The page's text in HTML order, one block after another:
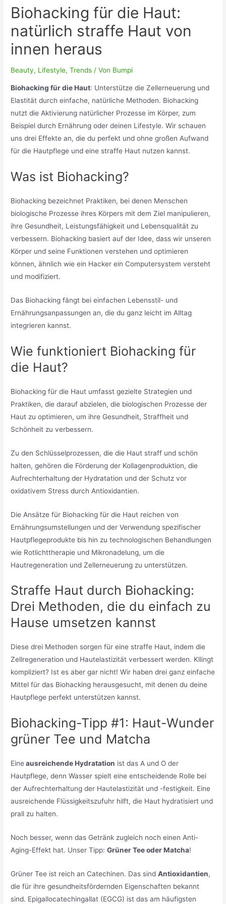
Biohacking für die Haut:
natürlich straffe Haut von
innen heraus
Beauty, Lifestyle,Trends / Von Bumpi
Biohacking für die Haut: Unterstütze die Zellerneuerung und
Elastität durch einfache, natürliche Methoden. Biohacking
nutzt die Aktivierung natürlicher Prozesse im Körper, zum
Beispiel durch Ernährung oder deinen Lifestyle. Wir schauen
uns drei Effekte an, die du perfekt und ohne großen Aufwand
für die Hautpflege und eine straffe Haut nutzen kannst.
Was ist Biohacking?
Biohacking bezeichnet Praktiken, bei denen Menschen
biologische Prozesse ihres Körpers mit dem Ziel manipulieren,
ihre Gesundheit, Leistungsfähigkeit und Lebensqualität zu
verbessern. Biohacking basiert auf der Idee, dass wir unseren
Körper und seine Funktionen verstehen und optimieren
können, ähnlich wie ein Hacker ein Computersystem versteht
und modifiziert.
Das Biohacking fängt bei einfachen Lebensstil- und
Ernährungsanpassungen an, die du ganz leicht im Alltag
integrieren kannst.
Wie funktioniert Biohacking für
die Haut?
Biohacking für die Haut umfasst gezielte Strategien und
Praktiken, die darauf abzielen, die biologischen Prozesse der
Haut zu optimieren, um ihre Gesundheit, Straffheit und
Schönheit zu verbessern.
Zu den Schlüsselprozessen, die die Haut straff und schön
halten, gehören die Förderung der Kollagenproduktion, die
Aufrechterhaltung der Hydratation und der Schutz vor
oxidativem Stress durch Antioxidantien.
Die Ansätze für Biohacking für die Haut reichen von
Ernährungsumstellungen und der Verwendung spezifischer
Hautpflegeprodukte bis hin zu technologischen Behandlungen
wie Rotlichttherapie und Mikronadelung, um die
Hautregeneration und Zellerneuerung zu unterstützen.
Straffe Haut durch Biohacking:
Drei Methoden, die du einfach zu
Hause umsetzen kannst
Diese drei Methoden sorgen für eine straffe Haut, indem die
Zellregeneration und Hautelastizität verbessert werden. Kllingt
kompliziert? Ist es aber gar nicht! Wir haben drei ganz einfache
Mittel für das Biohacking herausgesucht, mit denen du deine
Hautpflege perfekt unterstützen kannst.
Biohacking-Tipp #1: Haut-Wunder
grüner Tee und Matcha
Eineausreichende Hydratation ist das A und O der
Hautpflege, denn Wasser spielt eine entscheidende Rolle bei
der Aufrechterhaltung der Hautelastizität und -festigkeit. Eine
ausreichende Flüssigkeitszufuhr hilft, die Haut hydratisiert und
prall zu halten.
Noch besser, wenn das Getränk zugleich noch einen Anti-
Aging-Effekt hat. Unser Tipp:Grüner Tee oder Matcha!
Grüner Tee ist reich an Catechinen. Das sindAntioxidantien,
die für ihre gesundheitsfördernden Eigenschaften bekannt
sind. Epigallocatechingallat (EGCG) ist das am häufigsten